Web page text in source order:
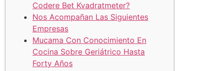
Codere Bet Kvadratmeter?
Nos Acompañan Las Siguientes
Empresas
Mucama Con Conocimiento En
Cocina Sobre Geriátrico Hasta
Forty Años